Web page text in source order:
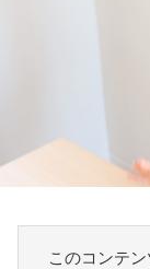
このコンテ